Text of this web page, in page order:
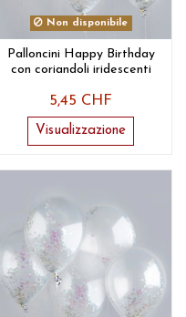
Non disponibile
Palloncini Happy Birthday
con coriandoli iridescenti
5,45 CHF
Visualizzazione